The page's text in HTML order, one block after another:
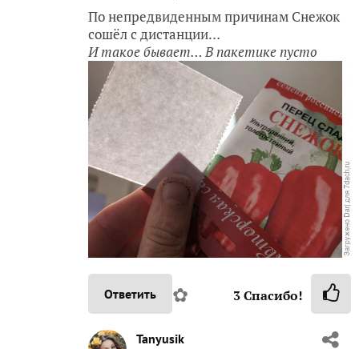
По непредвиденным причинам Снежок
сошёл с дистанции…
И такое бывает… В пакетике пусто
Ответить ✿ 3Спасибо!
Tanyusik